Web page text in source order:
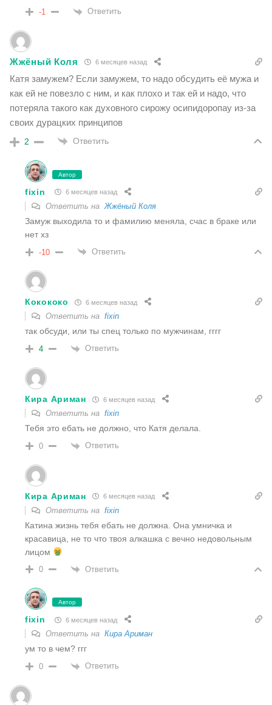
-1 Ответить
Жжёный Коля 6 месяцев назад
Катя замужем? Если замужем, то надо обсудить её мужа и
как ей не повезло с ним, и как плохо и так ей и надо, что
потеряла такого как духовного сирожу осипидоропау из-за
своих дурацких принципов
2 Ответить
Автор
fixin 6 месяцев назад
Ответить на Жжёный Коля
Замуж выходила то и фамилию меняла, счас в браке или
нет хз
-10 Ответить
Кокококо 6 месяцев назад
Ответить на fixin
так обсуди, или ты спец только по мужчинам, гггг
4 Ответить
Кира Ариман 6 месяцев назад
Ответить на fixin
Тебя это ебать не должно, что Катя делала.
0 Ответить
Кира Ариман 6 месяцев назад
Ответить на fixin
Катина жизнь тебя ебать не должна. Она умничка и
красавица, не то что твоя алкашка с вечно недовольным
лицом
0 Ответить
Автор
fixin 6 месяцев назад
Ответить на Кира Ариман
ум то в чем? ггг
0 Ответить